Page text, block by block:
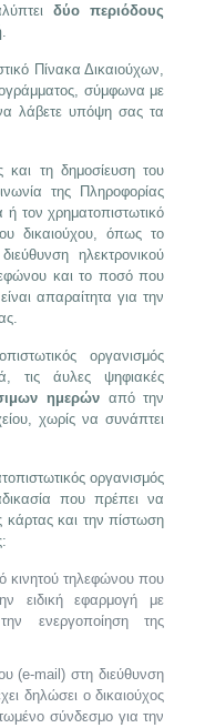
δύο περιόδους
Πίνακα Δικαιούχων,
σύμφωνα με
λάβετε υπόψη σας τα
τη δημοσίευση του
της Πληροφορίας
τον χρηματοπιστωτικό
δικαιούχου, όπως το
ηλεκτρονικού
και το ποσό που
απαραίτητα για την
οργανισμός
τις άυλες ψηφιακές
ημερώναπό την
χωρίς να συνάπτει
οργανισμός
που πρέπει να
κάρτας και την πίστωση
κινητού τηλεφώνου που
ειδική εφαρμογή με
ενεργοποίηση της
(e-mail) στη διεύθυνση
δηλώσει ο δικαιούχος
σύνδεσμο για την